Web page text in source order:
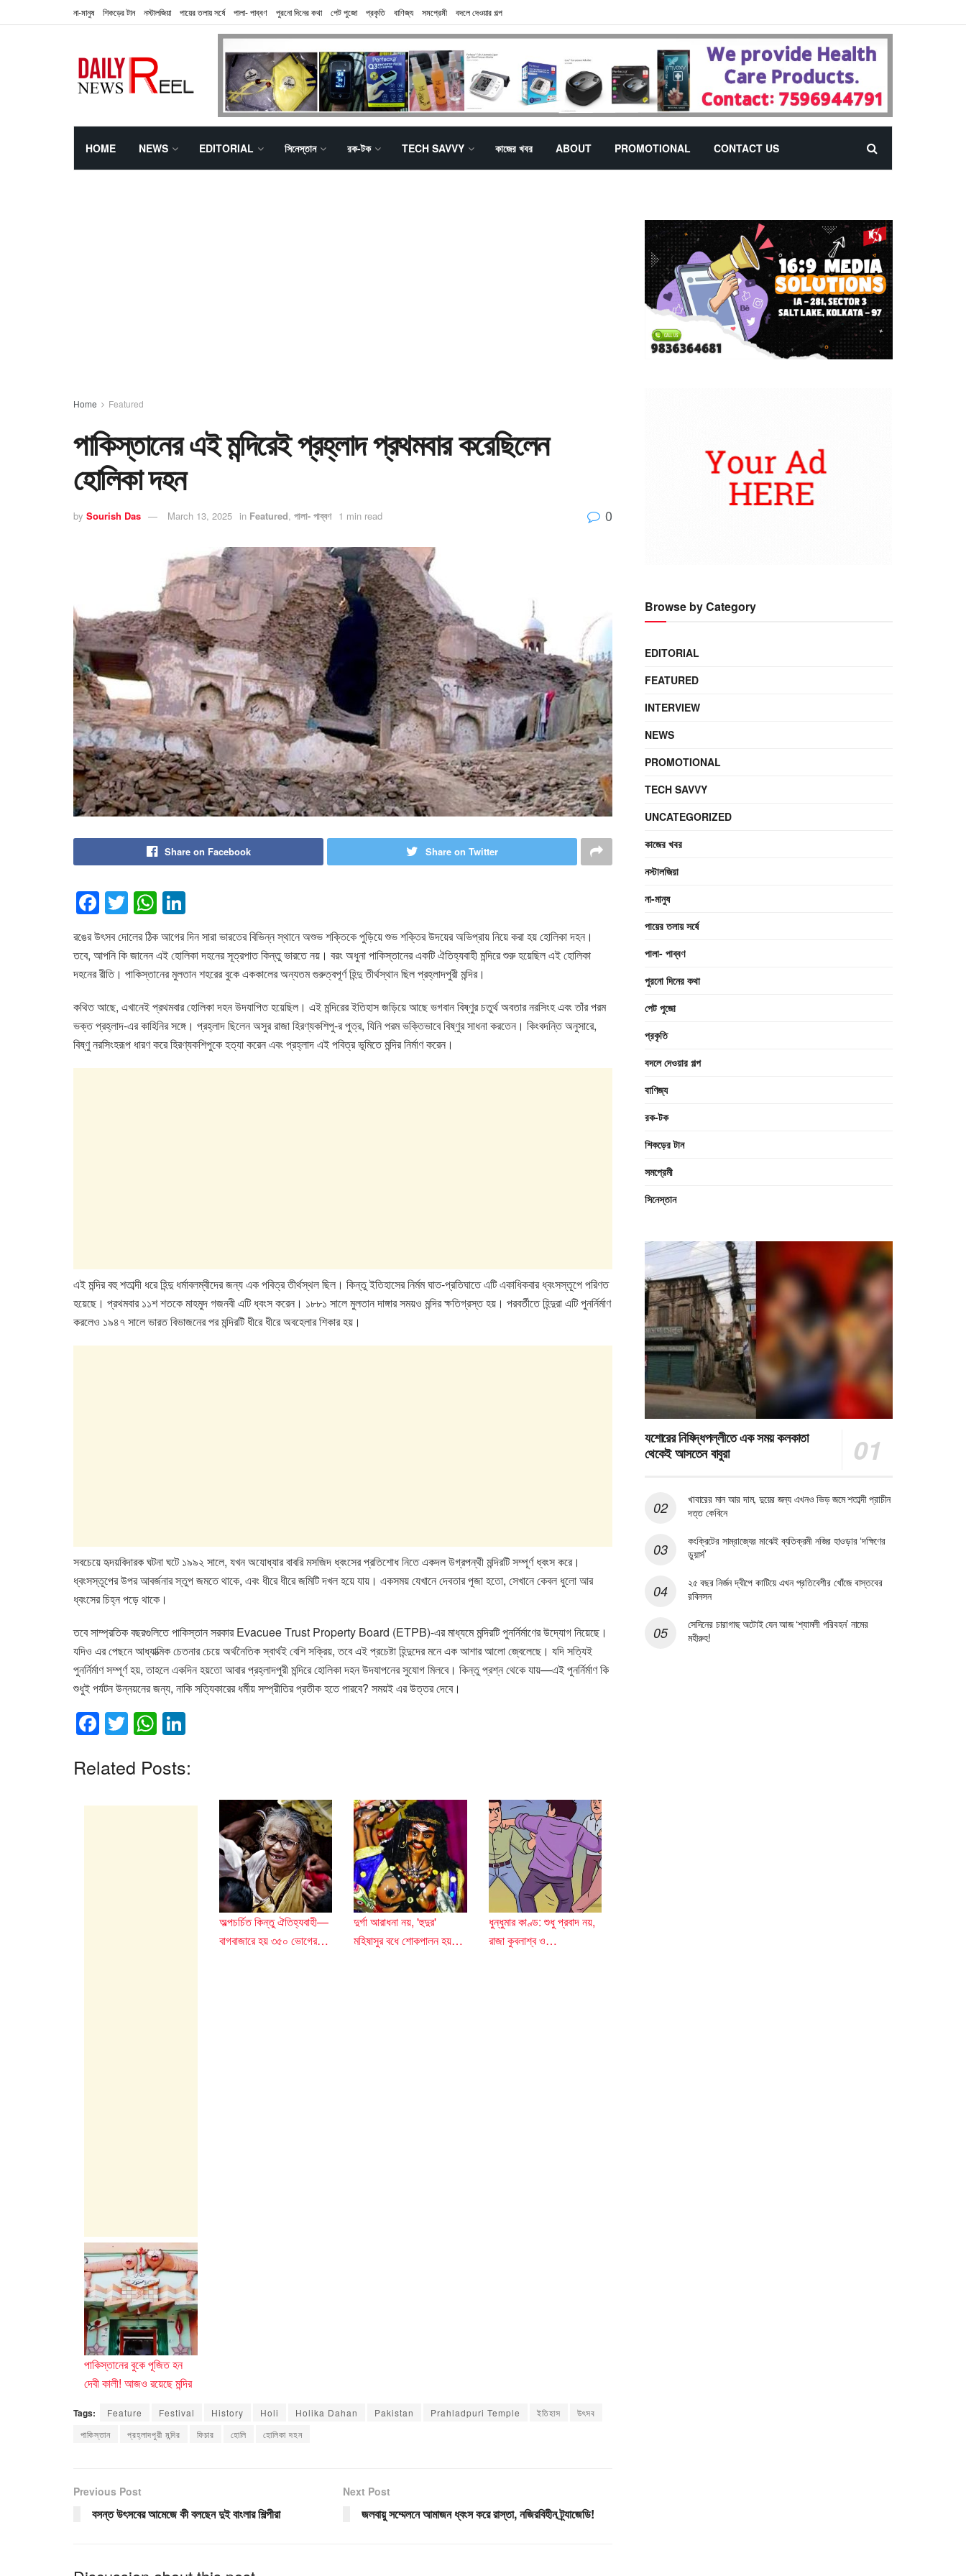
না-মানুষ শিকড়ের টান নস্টালজিয়া পায়ের তলায় সর্ষে পালা- পাব্বণ পুরনো দিনের কথা পেট পুজো প্রকৃতি বাণিজ্য সমপ্রেমী বদলে দেওয়ার গল্প
HOME NEWS EDITORIAL সিনেস্তান রক-টক TECH SAVVY কাজের খবর ABOUT PROMOTIONAL CONTACT US
Home Featured
পাকিস্তানের এই মন্দিরেই প্রহ্লাদ প্রথমবার করেছিলেন
হোলিকা দহন
by Sourish Das March 13, 2025 in Featured, পালা- পাব্বণ 1 min read 0
Share on Facebook Share on Twitter
F
a
c
e
b
o
o
k
T
wi
tt
er
W
h
at
s
A
p
p
n
k
e
dI
n
রঙের উৎসব দোলের ঠিক আগের দিন সারা ভারতের বিভিন্ন স্থানে অশুভ শক্তিকে পুড়িয়ে শুভ শক্তির উদয়ের অভিপ্রায় নিয়ে করা হয় হোলিকা দহন।
তবে, আপনি কি জানেন এই হোলিকা দহনের সূত্রপাত কিন্তু ভারতে নয়। বরং অধুনা পাকিস্তানের একটি ঐতিহ্যবাহী মন্দিরে শুরু হয়েছিল এই হোলিকা
দহনের রীতি। পাকিস্তানের মুলতান শহরের বুকে এককালের অন্যতম গুরুত্বপূর্ণ হিন্দু তীর্থস্থান ছিল প্রহ্লাদপুরী মন্দির।
কথিত আছে, এখানেই প্রথমবার হোলিকা দহন উদযাপিত হয়েছিল। এই মন্দিরের ইতিহাস জড়িয়ে আছে ভগবান বিষ্ণুর চতুর্থ অবতার নরসিংহ এবং তাঁর পরম
ভক্ত প্রহ্লাদ-এর কাহিনির সঙ্গে। প্রহ্লাদ ছিলেন অসুর রাজা হিরণ্যকশিপু-র পুত্র, যিনি পরম ভক্তিভাবে বিষ্ণুর সাধনা করতেন। কিংবদন্তি অনুসারে,
বিষ্ণু নরসিংহরূপ ধারণ করে হিরণ্যকশিপুকে হত্যা করেন এবং প্রহ্লাদ এই পবিত্র ভূমিতে মন্দির নির্মাণ করেন।
এই মন্দির বহু শতাব্দী ধরে হিন্দু ধর্মাবলম্বীদের জন্য এক পবিত্র তীর্থস্থল ছিল। কিন্তু ইতিহাসের নির্মম ঘাত-প্রতিঘাতে এটি একাধিকবার ধ্বংসস্তূপে পরিণত
হয়েছে। প্রথমবার ১১শ শতকে মাহমুদ গজনবী এটি ধ্বংস করেন। ১৮৮১ সালে মুলতান দাঙ্গার সময়ও মন্দির ক্ষতিগ্রস্ত হয়। পরবর্তীতে হিন্দুরা এটি পুনর্নির্মাণ
করলেও ১৯৪৭ সালে ভারত বিভাজনের পর মন্দিরটি ধীরে ধীরে অবহেলার শিকার হয়।
সবচেয়ে হৃদয়বিদারক ঘটনা ঘটে ১৯৯২ সালে, যখন অযোধ্যার বাবরি মসজিদ ধ্বংসের প্রতিশোধ নিতে একদল উগ্রপন্থী মন্দিরটি সম্পূর্ণ ধ্বংস করে।
ধ্বংসস্তূপের উপর আবর্জনার স্তুপ জমতে থাকে, এবং ধীরে ধীরে জমিটি দখল হয়ে যায়। একসময় যেখানে দেবতার পূজা হতো, সেখানে কেবল ধুলো আর
ধ্বংসের চিহ্ন পড়ে থাকে।
তবে সাম্প্রতিক বছরগুলিতে পাকিস্তান সরকার Evacuee Trust Property Board (ETPB)-এর মাধ্যমে মন্দিরটি পুনর্নির্মাণের উদ্যোগ নিয়েছে।
যদিও এর পেছনে আধ্যাত্মিক চেতনার চেয়ে অর্থনৈতিক স্বার্থই বেশি সক্রিয়, তবে এই প্রচেষ্টা হিন্দুদের মনে এক আশার আলো জ্বেলেছে। যদি সত্যিই
পুনর্নির্মাণ সম্পূর্ণ হয়, তাহলে একদিন হয়তো আবার প্রহ্লাদপুরী মন্দিরে হোলিকা দহন উদযাপনের সুযোগ মিলবে। কিন্তু প্রশ্ন থেকে যায়—এই পুনর্নির্মাণ কি
শুধুই পর্যটন উন্নয়নের জন্য, নাকি সত্যিকারের ধর্মীয় সম্প্রীতির প্রতীক হতে পারবে? সময়ই এর উত্তর দেবে।
F
c
b
T
tt
W
at
A
k
dI
Related Posts:
পাকিস্তানের বুকে পূজিত হন
দেবী কালী! আজও রয়েছে মন্দির
অল্পচর্চিত কিন্তু ঐতিহ্যবাহী—
বাগবাজারে হয় ৩৫০ ভোগের…
দুর্গা আরাধনা নয়, 'হুদুর'
মহিষাসুর বধে শোকপালন হয়…
ধুন্ধুমার কাণ্ড: শুধু প্রবাদ নয়,
রাজা কুবলাশ্ব ও…
Tags: Feature Festival History Holi Holika Dahan Pakistan Prahladpuri Temple ইতিহাস
উৎসব
পাকিস্তান
প্রহ্লাদপুরী মন্দির ফিচার হোলি হোলিকা দহন
Previous Post
বসন্ত উৎসবের আমেজে কী বলছেন দুই বাংলার শিল্পীরা
Next Post
জলবায়ু সম্মেলনে আমাজন ধ্বংস করে রাস্তা, নজিরবিহীন ট্র্যাজেডি!
Browse by Category
EDITORIAL
FEATURED
INTERVIEW
NEWS
PROMOTIONAL
TECH SAVVY
UNCATEGORIZED
কাজের খবর
নস্টালজিয়া
না-মানুষ
পায়ের তলায় সর্ষে
পালা- পাব্বণ
পুরনো দিনের কথা
পেট পুজো
প্রকৃতি
বদলে দেওয়ার গল্প
বাণিজ্য
রক-টক
শিকড়ের টান
সমপ্রেমী
সিনেস্তান
যশোরের নিষিদ্ধপল্লীতে এক সময় কলকাতা
থেকেই আসতেন বাবুরা
খাবারের মান আর দাম, দুয়ের জন্য এখনও ভিড় জমে শতাব্দী প্রাচীন
দত্ত কেবিনে
কংক্রিটের সাম্রাজ্যের মাঝেই ব্যতিক্রমী নজির হাওড়ার ‘দক্ষিণের
ডুয়ার্স’
২৫ বছর নির্জন দ্বীপে কাটিয়ে এখন প্রতিবেশীর খোঁজে বাস্তবের
রবিনসন
সেদিনের চারাগাছ অটোই যেন আজ ‘শ্যামলী পরিবহন’ নামের
মহীরুহ!